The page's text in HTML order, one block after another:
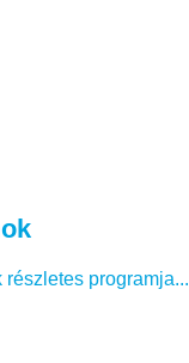
részletes programja...